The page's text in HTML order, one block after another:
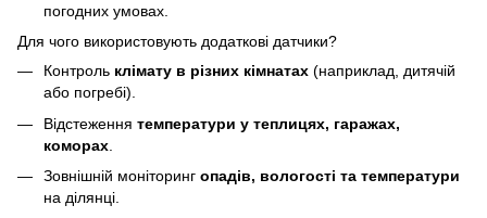
погодних умовах.
Для чого використовують додаткові датчики?
Контроль клімату в різних кімнатах (наприклад, дитячій
або погребі).
Відстеження температури у теплицях, гаражах,
коморах
Зовнішній моніторинг опадів, вологості та температури
на ділянці.